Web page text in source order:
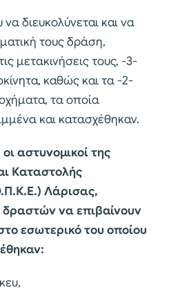
διευκολύνεται και να
τους δράση,
μετακινήσεις τους, -3-
καθώς και τα -2-
τα οποία
και κατασχέθηκαν.
αστυνομικοί της
Καταστολής
Λάρισας,
να επιβαίνουν
εσωτερικό του οποίου